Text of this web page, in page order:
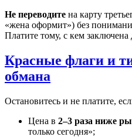
Не переводите на карту
«жена оформит») без
Платите тому, с кем заключена
Красные флаги и
обмана
Остановитесь и не платите,
Цена в 2–3 раза ниже
только сегодня»;